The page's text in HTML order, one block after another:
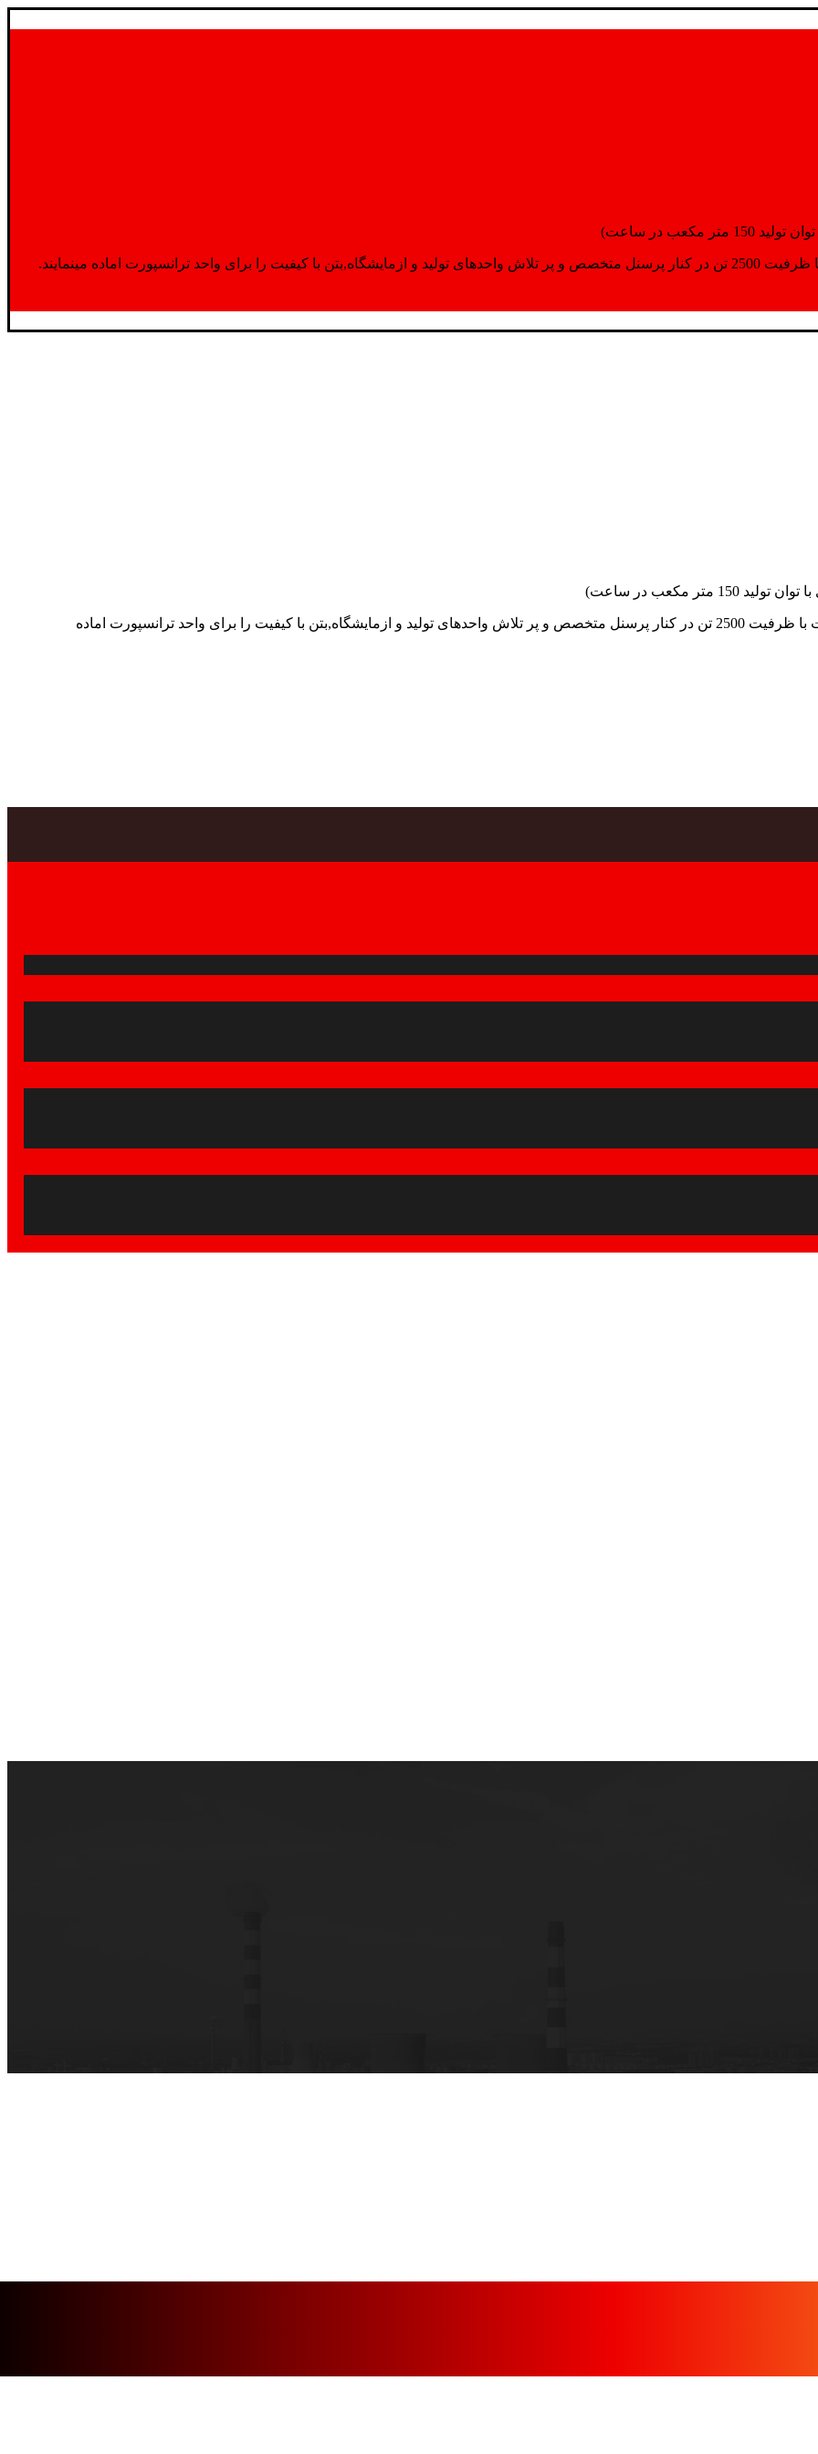
اماده مینمایند.
جهاد بتن با فضای کارگاهی و به کار گیری سه دستگاه بچینگ پلانت با ظرفیت 2500 تن در کنار پرسنل متخصص و پر تلاش واحدهای تولید و ازمایشگاه,بتن با کیفیت را برای واحد ترانسپورت اماده